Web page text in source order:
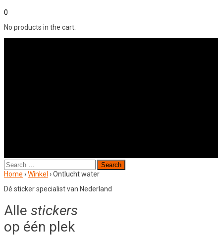
0
No products in the cart.
Search
for:
Home ›Winkel ›Ontlucht water
Dé sticker specialist van Nederland
Alle stickers
op één plek